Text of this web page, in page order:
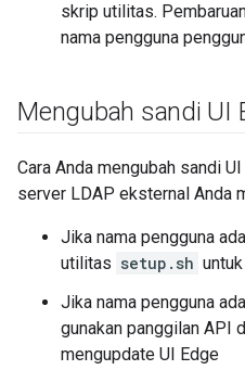
skrip utilitas.
nama pengguna
Mengubah sandi UI
Cara Anda mengubah sandi
server LDAP eksternal Anda
Jika nama pengguna
utilitas setup.sh
Jika nama pengguna
gunakan panggilan API
mengupdate UI Edge